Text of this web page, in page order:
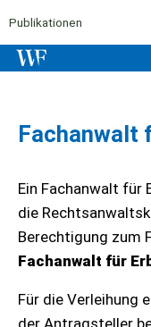
Publikationen
Fachanwalt
Ein Fachanwalt für
die
Berechtigung zum
Fachanwalt für
Für die Verleihung
der Antragsteller